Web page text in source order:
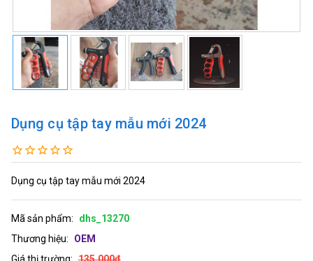
Dụng cụ tập tay mẫu mới 2024
Dụng cụ tập tay mẫu mới 2024
Mã sản phẩm:
dhs_13270
Thương hiệu:
OEM